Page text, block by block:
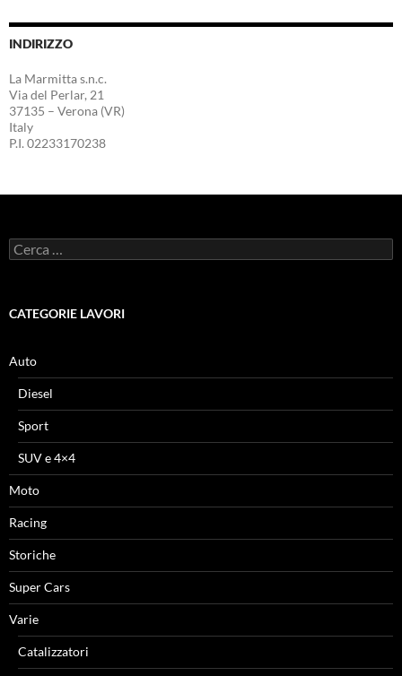
INDIRIZZO
La Marmitta s.n.c.
Via del Perlar, 21
37135 – Verona (VR)
Italy
P.I. 02233170238
Ricerca
per:
CATEGORIE LAVORI
Auto
Diesel
Sport
SUV e 4×4
Moto
Racing
Storiche
Super Cars
Varie
Catalizzatori